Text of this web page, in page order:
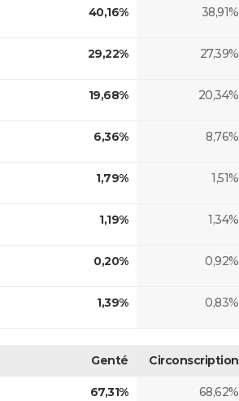
40,16% 38,91%
29,22% 27,39%
19,68% 20,34%
6,36% 8,76%
1,79% 1,51%
1,19% 1,34%
0,20% 0,92%
1,39% 0,83%
Genté Circonscription
67,31% 68,62%